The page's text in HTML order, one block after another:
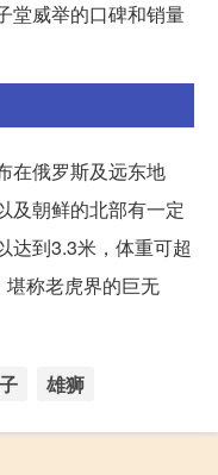
堂威举的口碑和销量
在俄罗斯及远东地
及朝鲜的北部有一定
达到3.3米，体重可超
称老虎界的巨无
雄狮